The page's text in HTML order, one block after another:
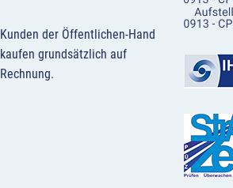
Kunden der Öffentlichen-Hand
kaufen grundsätzlich auf
Rechnung.